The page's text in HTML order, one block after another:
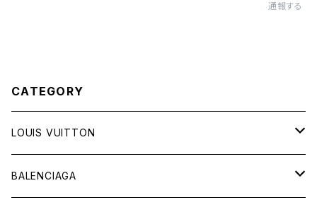
通報する
CATEGORY
LOUIS VUITTON
バッグ
BALENCIAGA